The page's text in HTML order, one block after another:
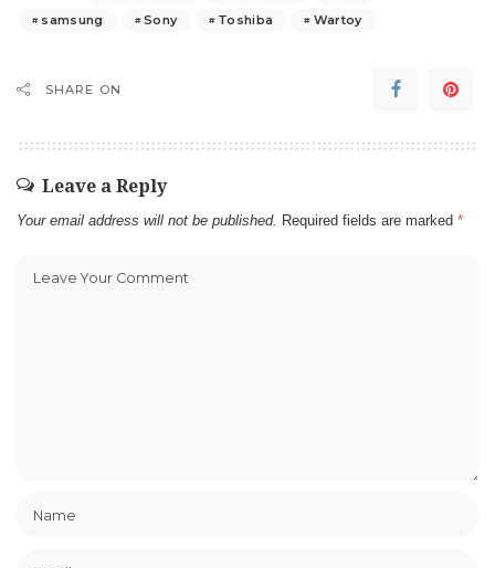
samsung
Sony Toshiba Wartoy
SHARE ON
Leave a Reply
Your email address will not be published. Required fields are marked *